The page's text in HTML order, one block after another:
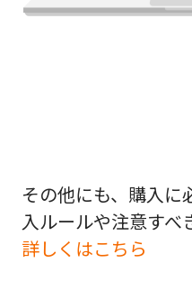
その他にも、購入に
入ルールや注意すべ
詳しくはこちら